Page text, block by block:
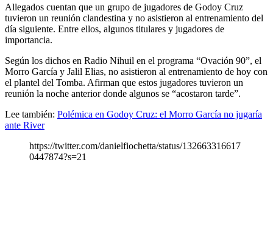
Allegados cuentan que un grupo de jugadores de Godoy Cruz
tuvieron un reunión clandestina y no asistieron al entrenamiento del
día siguiente. Entre ellos, algunos titulares y jugadores de
importancia.
Según los dichos en Radio Nihuil en el programa “Ovación 90”, el
Morro García y Jalil Elias, no asistieron al entrenamiento de hoy con
el plantel del Tomba. Afirman que estos jugadores tuvieron un
reunión la noche anterior donde algunos se “acostaron tarde”.
Lee también: Polémica en Godoy Cruz: el Morro García no jugaría
ante River
https://twitter.com/danielfiochetta/status/132663316617
0447874?s=21